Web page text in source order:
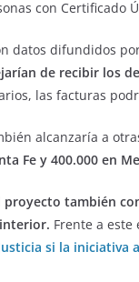
con Certificado
datos difundidos
de recibir los
las facturas
alcanzaría a
Fe y 400.000 en
proyecto también
Frente a este
si la iniciativa